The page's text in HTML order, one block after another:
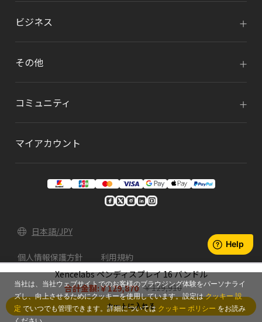
Xencelabs ペンディスプレイ 16 バンドル
合計金額:￥129,870 ￥129,910
カートに入れる
ビジネス
その他
コミュニティ
マイアカウント
日本語/JPY
個人情報保護方針 利用規約
© 2026 Xencelabs Technologies Ltd. All Rights
Reserved.
当社は、当社ウェブサイトでのお客様のブラウジング体験をパーソナライ
ズし、向上させるためにクッキーを使用しています。設定はクッキー 設
定 でいつでも管理できます。詳細については クッキー ポリシー をお読み